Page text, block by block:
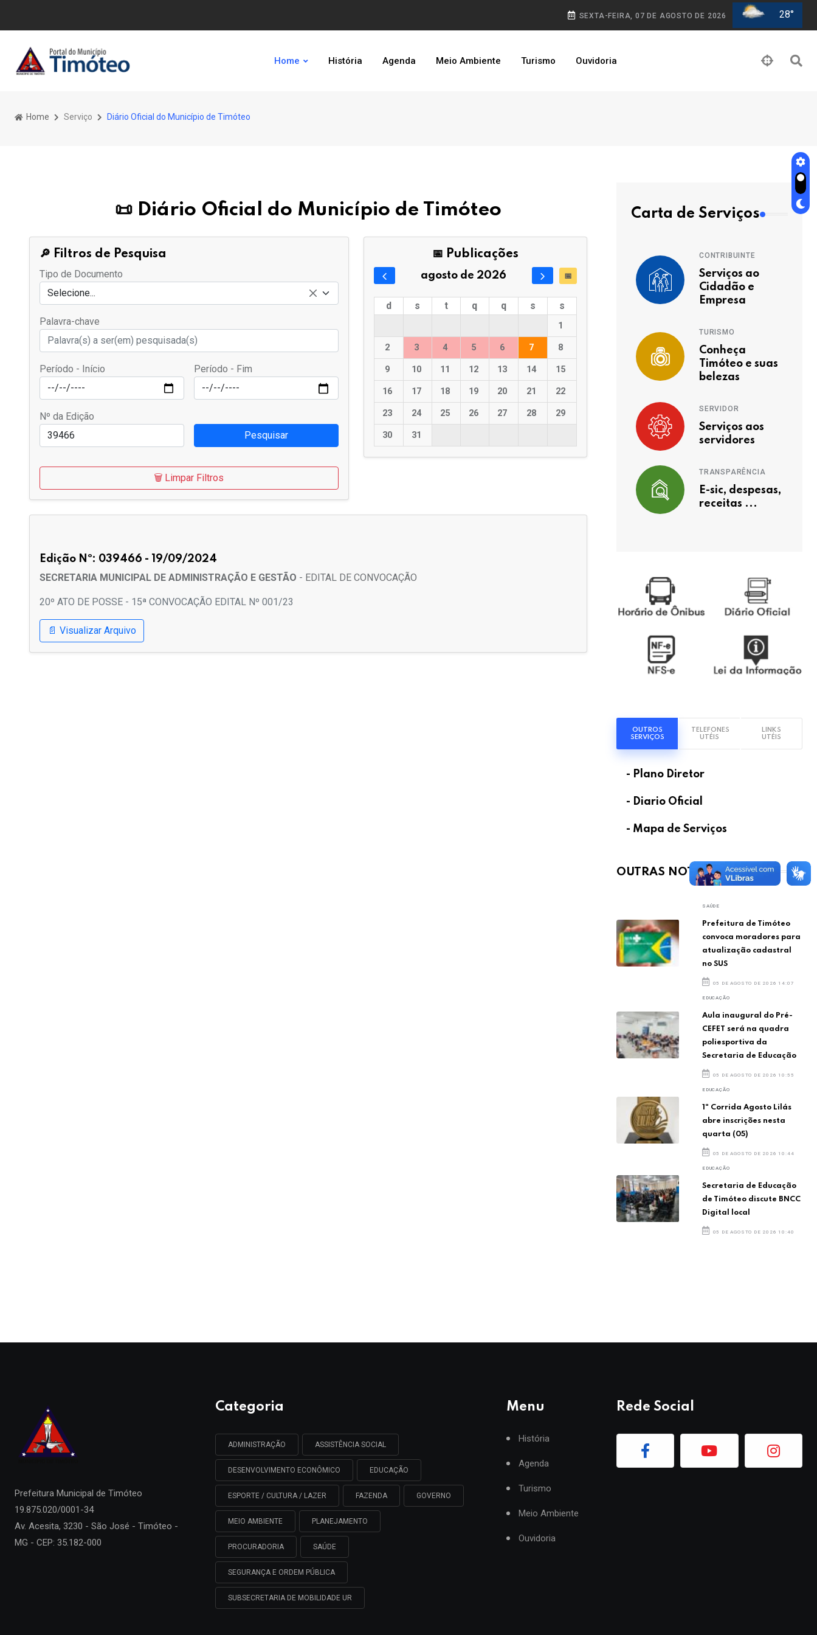
SEXTA-FEIRA, 07 DE AGOSTO DE 2026 28°
Home História Agenda Meio Ambiente Turismo Ouvidoria
Home Serviço Diário Oficial do Município de Timóteo
📜 Diário Oficial do Município de Timóteo
🔎 Filtros de Pesquisa
Tipo de Documento
Selecione...
Palavra-chave
Período - Início Período - Fim
Nº da Edição
Pesquisar
🗑️ Limpar Filtros
📅 Publicações
agosto de 2026 📅
d s t q q s s
1
2 3 4 5 6 7 8
9 10 11 12 13 14 15
16 17 18 19 20 21 22
23 24 25 26 27 28 29
30 31
Edição Nº: 039466 - 19/09/2024
SECRETARIA MUNICIPAL DE ADMINISTRAÇÃO E GESTÃO - EDITAL DE CONVOCAÇÃO
20º ATO DE POSSE - 15ª CONVOCAÇÃO EDITAL Nº 001/23
📄 Visualizar Arquivo
Carta de Serviços
CONTRIBUINTE
Serviços ao
Cidadão e
Empresa
TURISMO
Conheça
Timóteo e suas
belezas
SERVIDOR
Serviços aos
servidores
TRANSPARÊNCIA
E-sic, despesas,
receitas ...
OUTROS
SERVIÇOS
TELEFONES
UTÉIS
LINKS
UTÉIS
- Plano Diretor
- Diario Oficial
- Mapa de Serviços
OUTRAS NOTÍCIAS
SAÚDE
Prefeitura de Timóteo
convoca moradores para
atualização cadastral
no SUS
05 DE AGOSTO DE 2026 14:07
EDUCAÇÃO
Aula inaugural do Pré-
CEFET será na quadra
poliesportiva da
Secretaria de Educação
05 DE AGOSTO DE 2026 10:55
EDUCAÇÃO
1ª Corrida Agosto Lilás
abre inscrições nesta
quarta (05)
05 DE AGOSTO DE 2026 10:44
EDUCAÇÃO
Secretaria de Educação
de Timóteo discute BNCC
Digital local
05 DE AGOSTO DE 2026 10:40
Prefeitura Municipal de Timóteo
19.875.020/0001-34
Av. Acesita, 3230 - São José - Timóteo -
MG - CEP: 35.182-000
Categoria
ADMINISTRAÇÃO ASSISTÊNCIA SOCIAL
DESENVOLVIMENTO ECONÔMICO EDUCAÇÃO
ESPORTE / CULTURA / LAZER FAZENDA GOVERNO
MEIO AMBIENTE PLANEJAMENTO
PROCURADORIA SAÚDE
SEGURANÇA E ORDEM PÚBLICA
SUBSECRETARIA DE MOBILIDADE UR
Menu
História
Agenda
Turismo
Meio Ambiente
Ouvidoria
Rede Social